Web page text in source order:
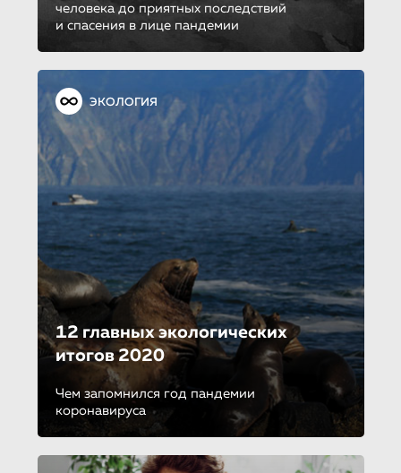
человека до приятных последствий
и спасения в лице пандемии
ЭКОЛОГИЯ
12 главных экологических
итогов 2020
Чем запомнился год пандемии
коронавируса